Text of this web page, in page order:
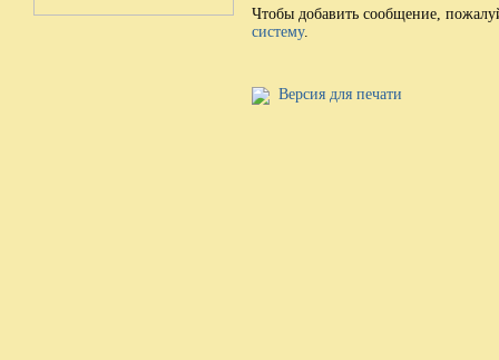
Чтобы добавить сообщение,
систему.
Версия для печати